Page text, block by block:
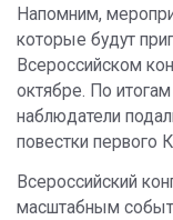
Напомним,
которые будут
Всероссийском
октябре. По
наблюдатели
повестки первого
Всероссийский
масштабным